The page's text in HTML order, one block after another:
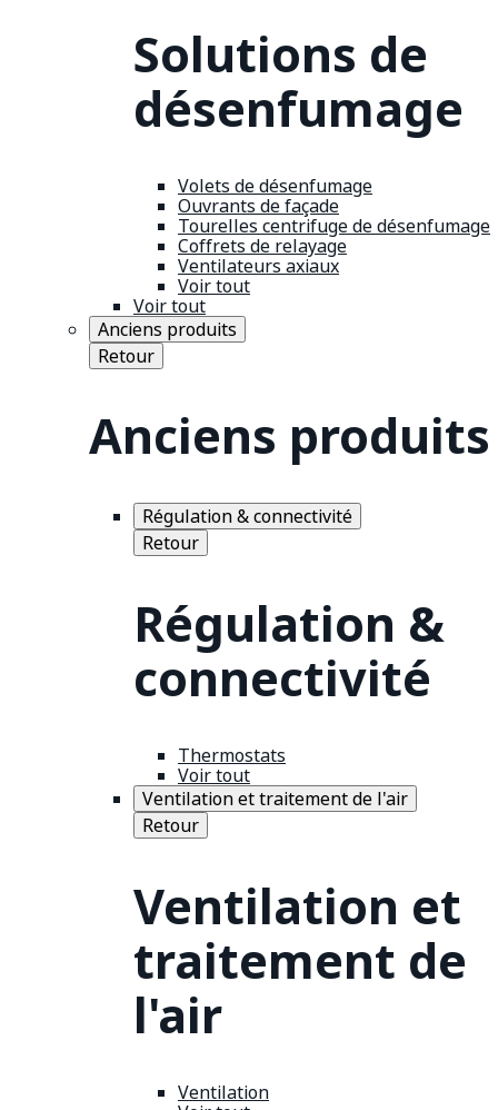
Solutions de
désenfumage
Volets de désenfumage
Ouvrants de façade
Tourelles centrifuge de désenfumage
Coffrets de relayage
Ventilateurs axiaux
Voir tout
Voir tout
Anciens produits
Retour
Anciens produits
Régulation & connectivité
Retour
Régulation &
connectivité
Thermostats
Voir tout
Ventilation et traitement de l'air
Retour
Ventilation et
traitement de
l'air
Ventilation